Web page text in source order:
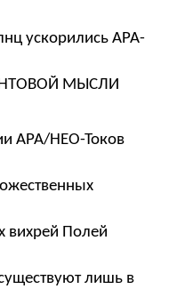
ускорились АРА-
МЫСЛИ
АРА/НЕО-Токов
вихрей Полей
лишь в